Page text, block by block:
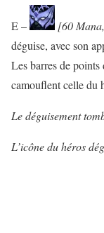
E – [60
déguise, avec son
Les barres de points
camouflent celle du
Le déguisement
L’icône du héros